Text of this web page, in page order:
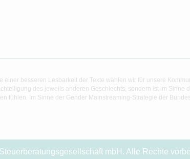
besseren Lesbarkeit der Texte wählen wir für unsere
des jeweils anderen Geschlechts, sondern ist im
fühlen. Im Sinne der Gender Mainstreaming-Strategie der
mbH. Alle Rechte